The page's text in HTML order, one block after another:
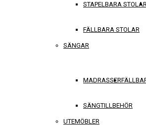
STAPELBARA
FÄLLBARA STOLAR
SÄNGAR
MADRASSER
SÄNGTILLBEHÖR
UTEMÖBLER